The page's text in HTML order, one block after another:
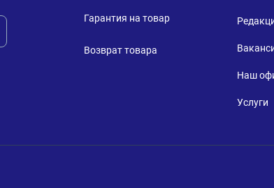
Гарантия на товар
Возврат товара
Наш
Услуги